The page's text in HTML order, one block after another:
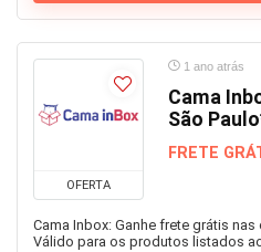
OFERTA
1 ano atrás
Cama
São
FRETE
Cama Inbox: Ganhe frete grátis
Válido para os produtos listados